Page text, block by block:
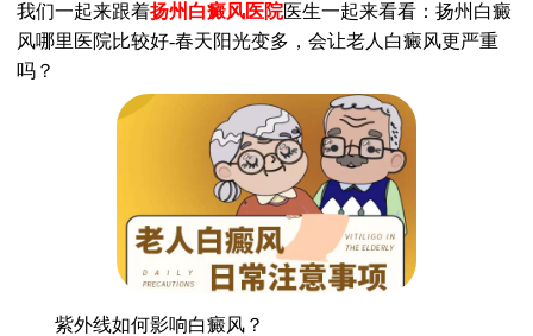
我们一起来跟着扬州白癜风医院医生一起来看看：扬州白癜
风哪里医院比较好-春天阳光变多，会让老人白癜风更严重
吗？
紫外线如何影响白癜风？